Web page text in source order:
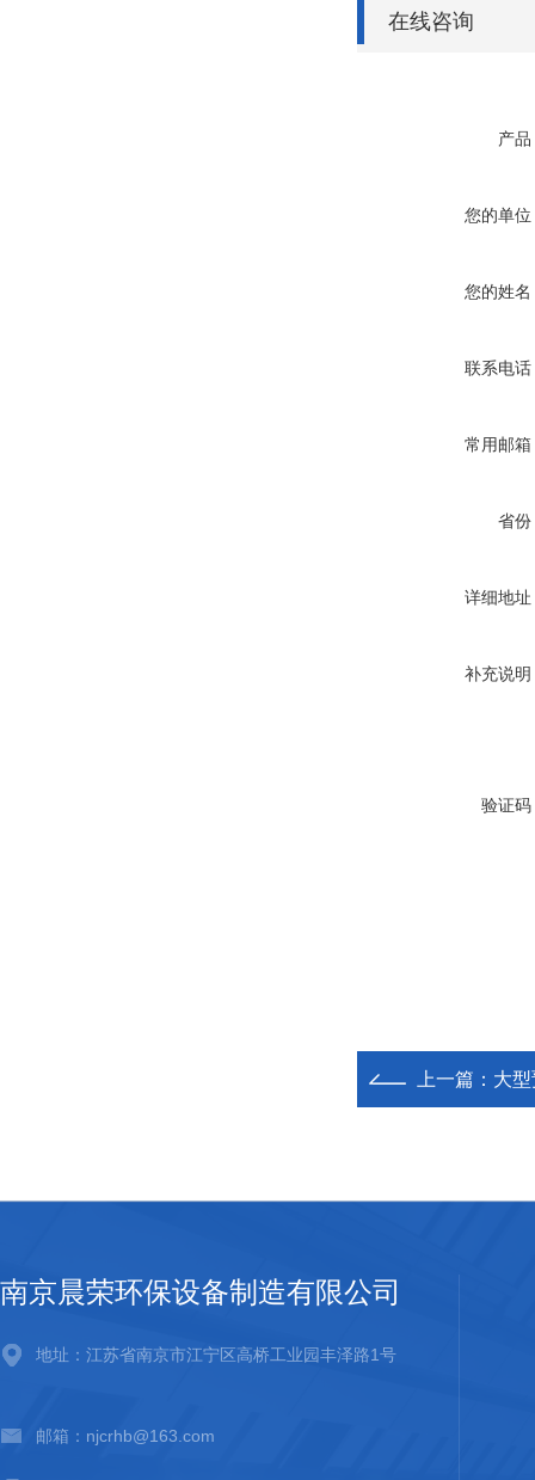
在线咨询
产品
您的单位
您的姓名
联系电话
常用邮箱
省份
详细地址
补充说明
验证码
上一篇： 大
南京晨荣环保设备制造有限公司
地址：江苏省南京市江宁区高桥工业园丰泽路1号
邮箱：njcrhb@163.com